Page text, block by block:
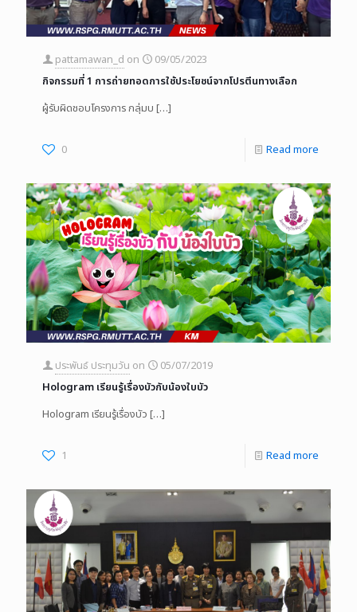
pattamawan_d on
09/05/2023
กิจกรรมที่ 1 การถ่ายทอดการใช้ประโยชน์จากโปรตีนทางเลือก
ผู้รับผิดชอบโครงการ กลุ่มบ […]
0 Read more
ประพันธ์ ประทุมวัน on
05/07/2019
Hologram เรียนรู้เรื่องบัวกับน้องใบบัว
Hologram เรียนรู้เรื่องบัว […]
1 Read more